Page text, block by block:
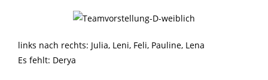
links nach rechts: Julia, Leni, Feli, Pauline, Lena
Es fehlt: Derya